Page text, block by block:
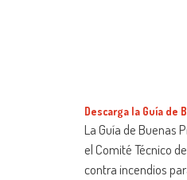
Descarga la Guía de
La Guía de Buenas
el Comité Técnico
contra incendios